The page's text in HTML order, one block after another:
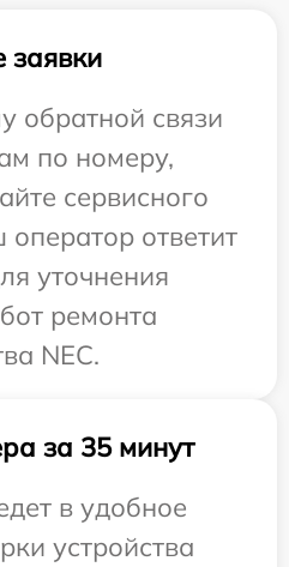
обратной связи
по номеру,
сервисного
ответит
уточнения
ремонта
NEC.
за 35 минут
в удобное
устройства